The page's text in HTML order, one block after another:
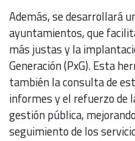
Además, se desarrollará
ayuntamientos, que
más justas y la
Generación (PxG). Esta
también la consulta de
informes y el refuerzo de
gestión pública,
seguimiento de los